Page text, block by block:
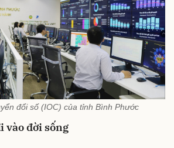
đổi số (IOC) của tỉnh Bình Phước
vào đời sống